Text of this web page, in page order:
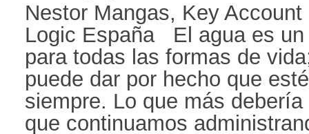
Nestor Mangas, Key
Logic España El agua es un
para todas las formas de
puede dar por hecho que
siempre. Lo que más
que continuamos